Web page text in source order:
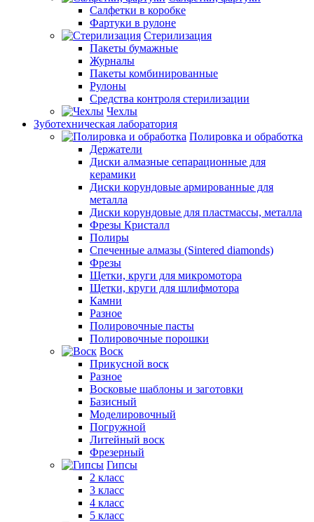
Салфетки в коробке
Фартуки в рулоне
Стерилизация
Пакеты бумажные
Журналы
Пакеты комбинированные
Рулоны
Средства контроля стерилизации
Чехлы
Зуботехническая лаборатория
Полировка и обработка
Держатели
Диски алмазные сепарационные для
керамики
Диски корундовые армированные для
металла
Диски корундовые для пластмассы, металла
Фрезы Кристалл
Полиры
Спеченные алмазы (Sintered diamonds)
Фрезы
Щетки, круги для микромотора
Щетки, круги для шлифмотора
Камни
Разное
Полировочные пасты
Полировочные порошки
Воск
Прикусной воск
Разное
Восковые шаблоны и заготовки
Базисный
Моделировочный
Погружной
Литейный воск
Фрезерный
Гипсы
2 класс
3 класс
4 класс
5 класс